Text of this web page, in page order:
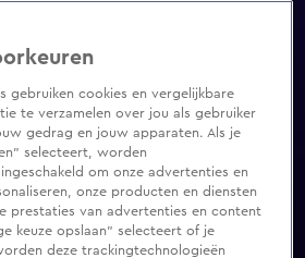
gebruiken cookies en vergelijkbare
te verzamelen over jou als gebruiker
gedrag en jouw apparaten. Als je
selecteert, worden
om onze advertenties en
onze producten en diensten
prestaties van advertenties en content
keuze opslaan” selecteert of je
deze trackingtechnologieën